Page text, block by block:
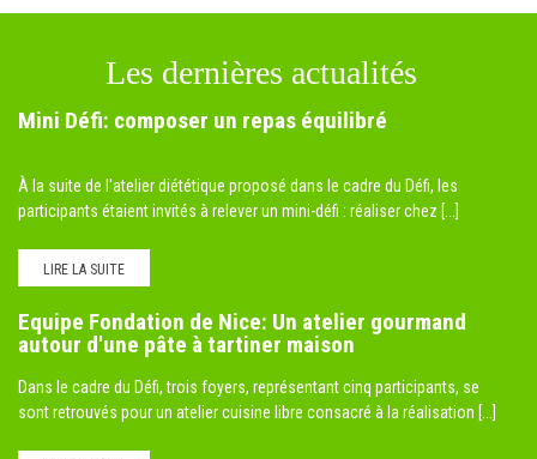
Les dernières actualités
Mini Défi: composer un repas équilibré
À la suite de l'atelier diététique proposé dans le cadre du Défi, les
participants étaient invités à relever un mini-défi : réaliser chez [...]
LIRE LA SUITE
Equipe Fondation de Nice: Un atelier gourmand
autour d'une pâte à tartiner maison
Dans le cadre du Défi, trois foyers, représentant cinq participants, se
sont retrouvés pour un atelier cuisine libre consacré à la réalisation [...]